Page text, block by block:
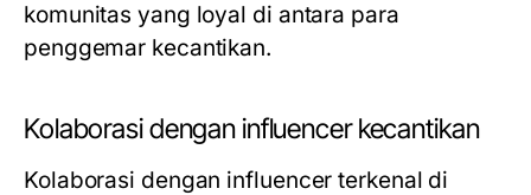
komunitas yang loyal di antara para
penggemar kecantikan.
Kolaborasi dengan influencer kecantikan
Kolaborasi dengan influencer terkenal di